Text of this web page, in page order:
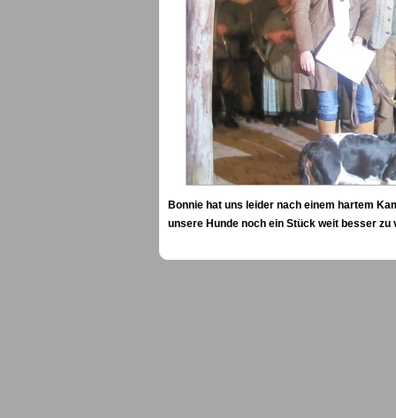
Bonnie hat uns leider nach einem hartem
unsere Hunde noch ein Stück weit besser zu